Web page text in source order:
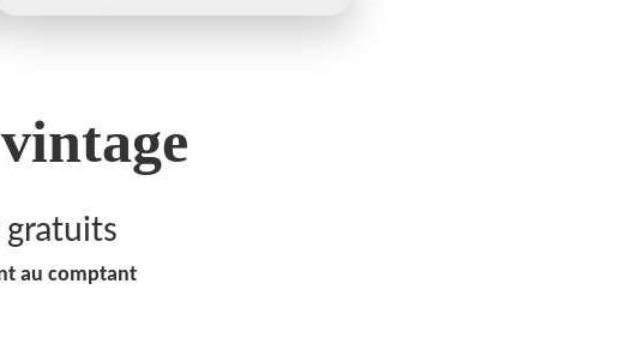
au comptant